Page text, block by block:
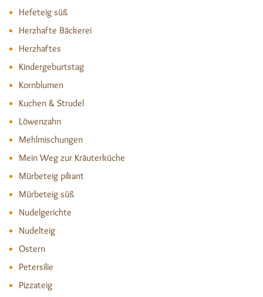
Hefeteig süß
Herzhafte Bäckerei
Herzhaftes
Kindergeburtstag
Kornblumen
Kuchen & Strudel
Löwenzahn
Mehlmischungen
Mein Weg zur Kräuterküche
Mürbeteig pikant
Mürbeteig süß
Nudelgerichte
Nudelteig
Ostern
Petersilie
Pizzateig